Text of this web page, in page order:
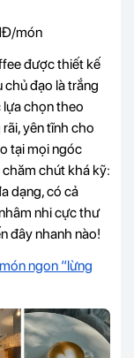
món
được thiết kế
đạo là trắng
lựa chọn theo
yên tĩnh cho
tại mọi ngóc
chút khá kỹ:
dạng, có cả
nhi cực thư
đây nhanh nào!
ngon “lừng